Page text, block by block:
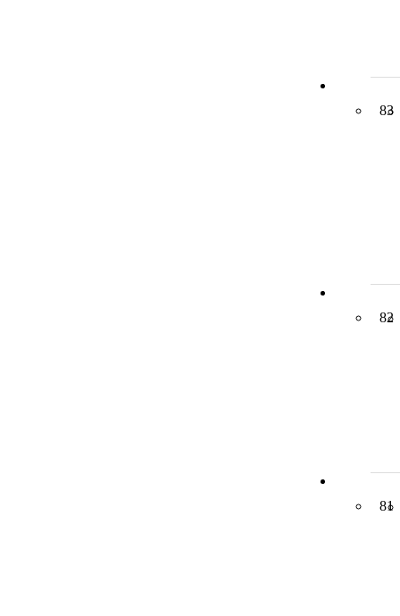
83
82
81